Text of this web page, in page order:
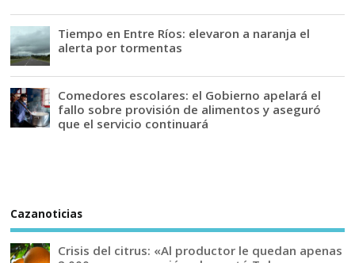
Tiempo en Entre Ríos: elevaron a naranja el
alerta por tormentas
Comedores escolares: el Gobierno apelará el
fallo sobre provisión de alimentos y aseguró
que el servicio continuará
Cazanoticias
Crisis del citrus: «Al productor le quedan apenas